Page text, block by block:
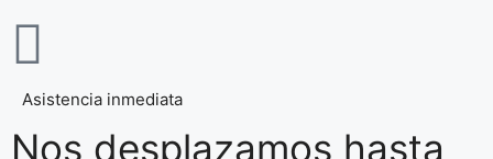
Asistencia inmediata
Nos desplazamos hasta